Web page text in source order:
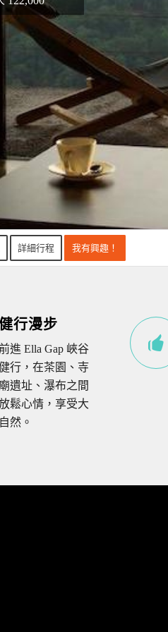
詳細行程 我有興趣！
行漫步
進 Ella Gap 峽谷
行，在茶園、寺
廟遺址、瀑布之間
鬆心情，享受大
自然。